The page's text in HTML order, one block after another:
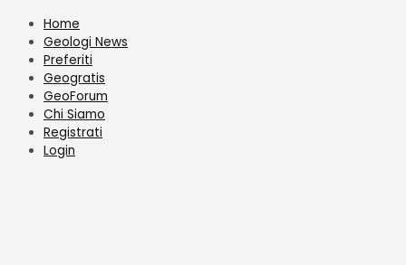
Home
Geologi News
Preferiti
Geogratis
GeoForum
Chi Siamo
Registrati
Login